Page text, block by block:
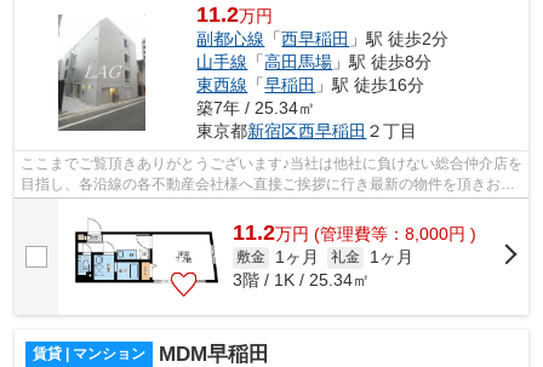
11.2万円
副都心線 「西早稲田 」駅 徒歩2分
山手線 「高田馬場 」駅 徒歩8分
東西線 「早稲田 」駅 徒歩16分
築7年 / 25.34㎡
東京都新宿区西早稲田 ２丁目
ここまでご覧頂きありがとうございます♪当社は他社に負けない総合仲介店を
目指し、各沿線の各不動産会社様へ直接ご挨拶に行き最新の物件を頂きお客
様へ提供しております！最新の情報は...
11.2万円 (管理費等：8,000円 )
敷金 1ヶ月 礼金
1ヶ月
3階 / 1K / 25.34㎡
賃貸 | マンション MDM早稲田